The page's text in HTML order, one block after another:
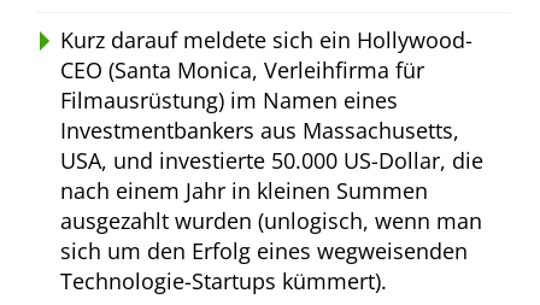
Kurz darauf meldete sich ein Hollywood-
CEO (Santa Monica, Verleihfirma für
Filmausrüstung) im Namen eines
Investmentbankers aus Massachusetts,
USA, und investierte 50.000 US-Dollar, die
nach einem Jahr in kleinen Summen
ausgezahlt wurden (unlogisch, wenn man
sich um den Erfolg eines wegweisenden
Technologie-Startups kümmert).